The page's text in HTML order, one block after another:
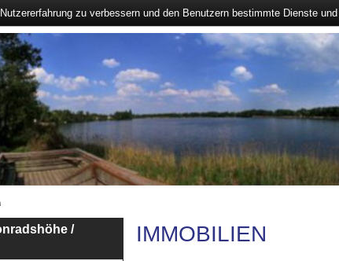
/
IMMOBILIEN
zu verbessern und den Benutzern bestimmte Dienste